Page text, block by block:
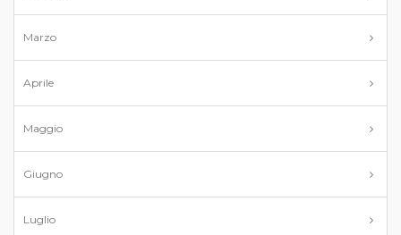
Marzo
Aprile
Maggio
Giugno
Luglio